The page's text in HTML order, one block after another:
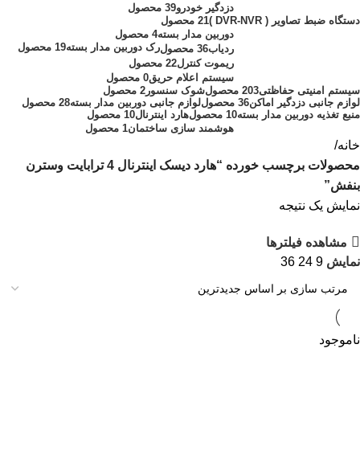
دزدگیر خودرو39 محصول
دستگاه ضبط تصاویر ( DVR-NVR )
21 محصول
دوربین مدار بسته4 محصول
ردیاب36 محصول رک دوربین مدار بسته19 محصول
ریموت کنترل22 محصول
سیستم اعلام حریق0 محصول
سیستم امنیتی حفاظتی203 محصول شوک سنسور 2 محصول
لوازم جانبی دزدگیر اماکن36 محصول لوازم جانبی دوربین مدار بسته28 محصول
منبع تغذیه دوربین مدار بسته10 محصول هارد اینترنال10 محصول
هوشمند سازی ساختمان1 محصول
خانه
محصولات برچسب خورده “هارد دیسک اینترنال 4 ترابایت وسترن
بنفش”
نمایش یک نتیجه
مشاهده فیلترها
نمایش 9
24
36
ناموجود